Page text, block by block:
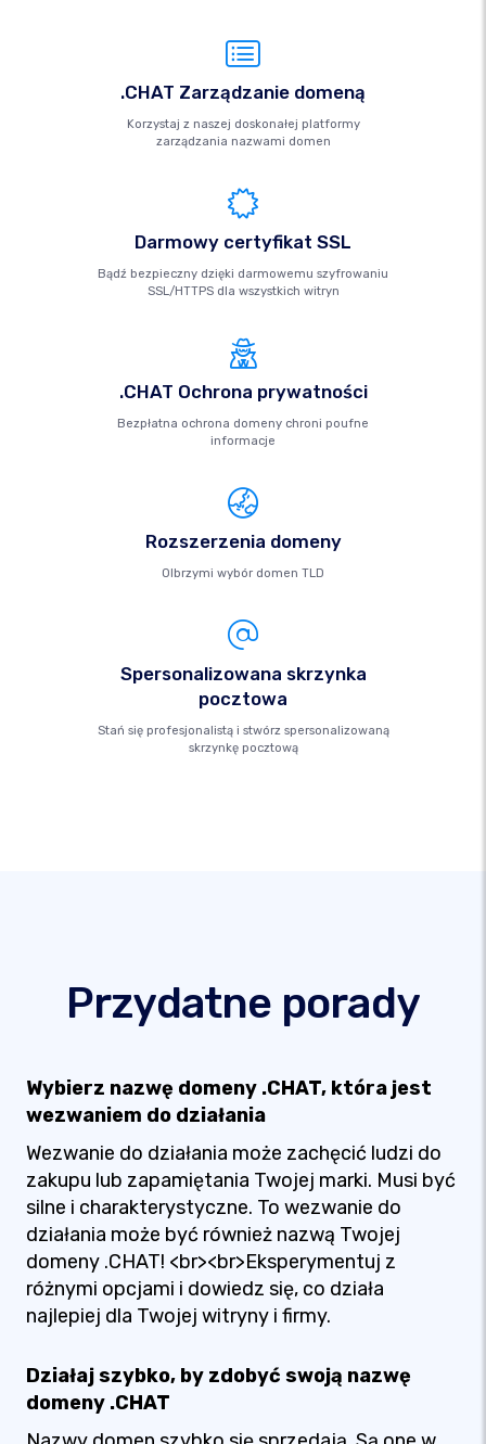
.CHAT Zarządzanie domeną
Korzystaj z naszej doskonałej platformy
zarządzania nazwami domen
Darmowy certyfikat SSL
Bądź bezpieczny dzięki darmowemu szyfrowaniu
SSL/HTTPS dla wszystkich witryn
.CHAT Ochrona prywatności
Bezpłatna ochrona domeny chroni poufne
informacje
Rozszerzenia domeny
Olbrzymi wybór domen TLD
Spersonalizowana skrzynka
pocztowa
Stań się profesjonalistą i stwórz spersonalizowaną
skrzynkę pocztową
Przydatne porady
Wybierz nazwę domeny .CHAT, która jest
wezwaniem do działania
Wezwanie do działania może zachęcić ludzi do
zakupu lub zapamiętania Twojej marki. Musi być
silne i charakterystyczne. To wezwanie do
działania może być również nazwą Twojej
domeny .CHAT! <br><br>Eksperymentuj z
różnymi opcjami i dowiedz się, co działa
najlepiej dla Twojej witryny i firmy.
Działaj szybko, by zdobyć swoją nazwę
domeny .CHAT